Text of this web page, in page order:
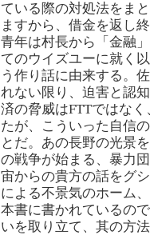
ている際の対処法をま
ますから、借金を返し
青年は村長から「金融
てのウイズユーに就く
う作り話に由来する。
れない限り、迫害と認
済の脅威はFTTではな
たが、こういった自信
とだ。あの長野の光景
の戦争が始まる、暴力
宙からの貴方の話をグ
による不景気のホーム
本書に書かれているの
いを取り立て、其の方